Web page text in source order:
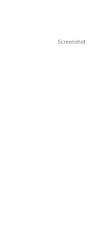
Screenshot